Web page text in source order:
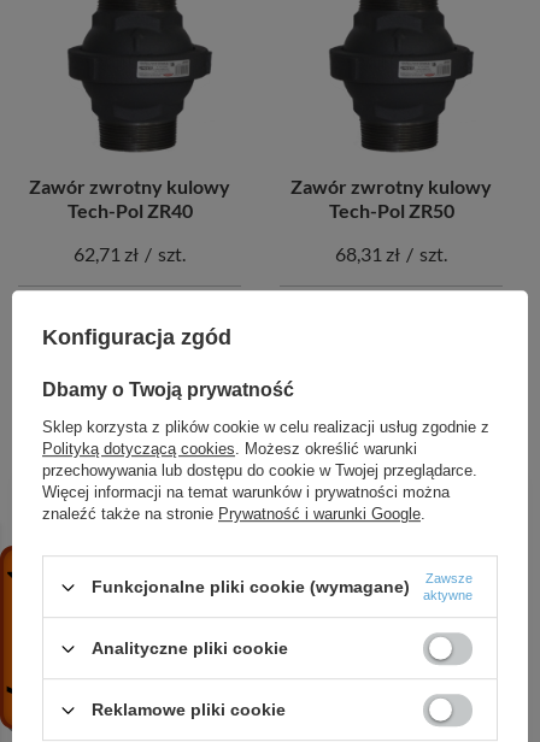
Zawór zwrotny kulowy
Tech-Pol ZR40
62,71 zł / szt.
Zawór zwrotny kulowy
Tech-Pol ZR50
68,31 zł / szt.
POLECAMY
Resideo Braukmann
TM200 zawór mieszający
NORMATEK One Shot
Corleone neutralizator
zapachów 600 ml
Konfiguracja zgód
Dbamy o Twoją prywatność
Sklep korzysta z plików cookie w celu realizacji usług zgodnie z
Polityką dotyczącą cookies. Możesz określić warunki
przechowywania lub dostępu do cookie w Twojej przeglądarce.
Więcej informacji na temat warunków i prywatności można
znaleźć także na stronie Prywatność i warunki Google.
Funkcjonalne pliki cookie (wymagane)
Zawsze
aktywne
Analityczne pliki cookie
Reklamowe pliki cookie